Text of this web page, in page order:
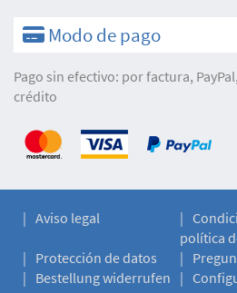
Modo de pago
Pago sin efectivo: por factura,
crédito
Aviso legal
política
Protección de datos
Bestellung widerrufen